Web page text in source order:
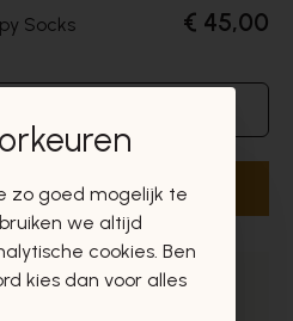
Socks € 45,00
zo goed mogelijk te
we altijd
cookies. Ben
kies dan voor alles